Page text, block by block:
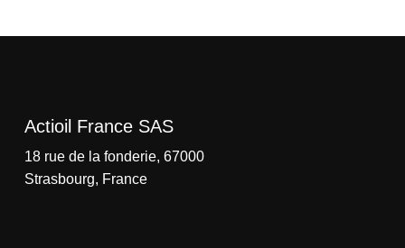
Actioil France SAS
18 rue de la fonderie, 67000
Strasbourg, France